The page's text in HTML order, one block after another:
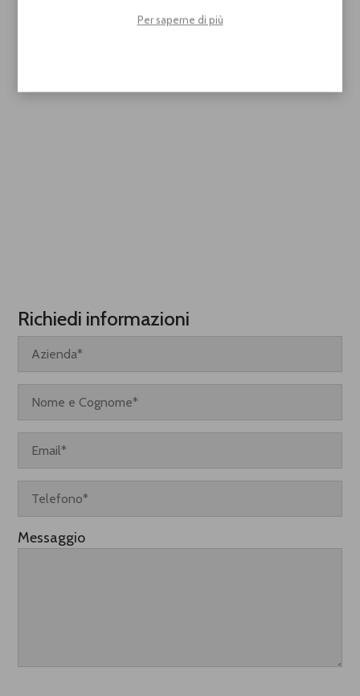
Richiedi informazioni
Messaggio
Per saperne di più